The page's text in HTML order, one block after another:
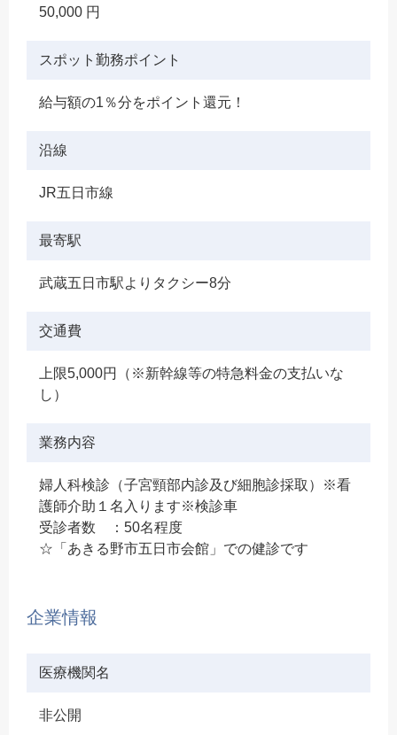
50,000 円
スポット勤務ポイント
給与額の1％分をポイント還元！
沿線
JR五日市線
最寄駅
武蔵五日市駅よりタクシー8分
交通費
上限5,000円（※新幹線等の特急料金の支払いな
し）
業務内容
婦人科検診（子宮頸部内診及び細胞診採取）※看
護師介助１名入ります※検診車
受診者数 ：50名程度
☆「あきる野市五日市会館」での健診です
企業情報
医療機関名
非公開